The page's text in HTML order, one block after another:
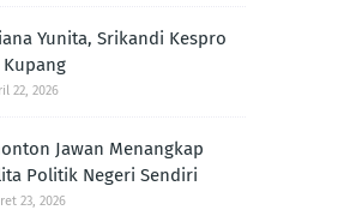
Yunita, Srikandi Kespro
22, 2026
Jawan Menangkap
Politik Negeri Sendiri
23, 2026